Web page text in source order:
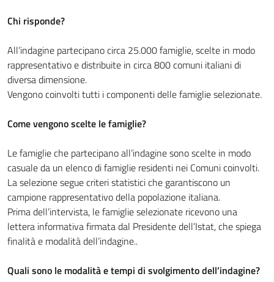
Chi risponde?
All’indagine partecipano circa 25.000 famiglie, scelte in modo
rappresentativo e distribuite in circa 800 comuni italiani di
diversa dimensione.
Vengono coinvolti tutti i componenti delle famiglie selezionate.
Come vengono scelte le famiglie?
Le famiglie che partecipano all’indagine sono scelte in modo
casuale da un elenco di famiglie residenti nei Comuni coinvolti.
La selezione segue criteri statistici che garantiscono un
campione rappresentativo della popolazione italiana.
Prima dell’intervista, le famiglie selezionate ricevono una
lettera informativa firmata dal Presidente dell’Istat, che spiega
finalità e modalità dell’indagine..
Quali sono le modalità e tempi di svolgimento dell’indagine?